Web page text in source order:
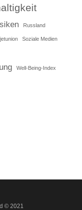
Russland
Soziale Medien
Well-Being-Index
© 2021